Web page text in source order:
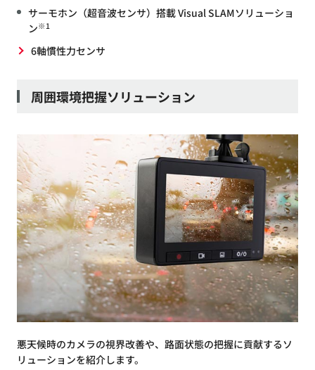
サーモホン（超音波センサ）搭載 Visual SLAMソリューショ
ン※1
6軸慣性力センサ
周囲環境把握ソリューション
悪天候時のカメラの視界改善や、路面状態の把握に貢献するソ
リューションを紹介します。